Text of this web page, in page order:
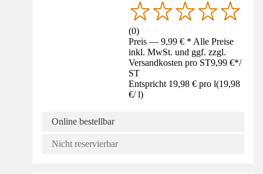
(0)
Preis — 9,99 € * Alle Preise
inkl. MwSt. und ggf. zzgl.
Versandkosten pro ST9,99 €*/
ST
Entspricht 19,98 € pro l(19,98
€/ l)
Online bestellbar
Nicht reservierbar